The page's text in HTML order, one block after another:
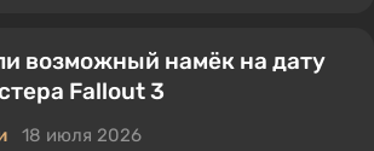
возможный намёк на дату
Fallout 3
18 июля 2026